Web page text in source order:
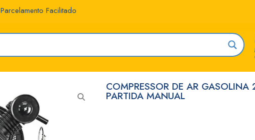
Parcelamento Facilitado
COMPRESSOR DE AR
PARTIDA MANUAL